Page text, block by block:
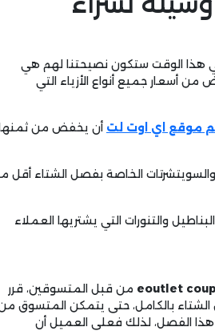
هذا الوقت ستكون نصيحتنا لهم هي
من أسعار جميع أنواع الأزياء التي
موقع اي اوت لت أن يخفض من
الخاصة بفصل الشتاء أقل
والتنورات التي يشتريها العملاء
eoutlet من قبل المتسوقين، قرر
بالكامل، حتى يتمكن المتسوق
الفصل، لذلك فعلى العميل أن